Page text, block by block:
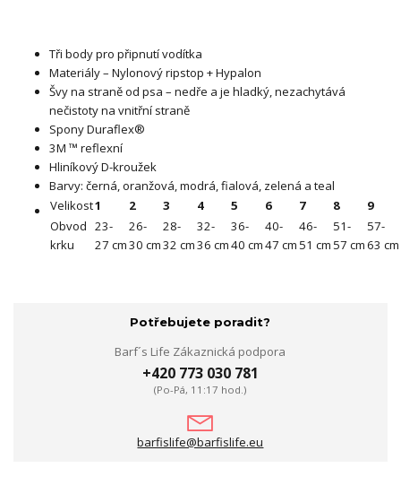
Tři body pro připnutí vodítka
Materiály – Nylonový ripstop + Hypalon
Švy na straně od psa – nedře a je hladký, nezachytává
nečistoty na vnitřní straně
Spony Duraflex®
3M ™ reflexní
Hliníkový D-kroužek
Barvy: černá, oranžová, modrá, fialová, zelená a teal
Velikost1 2 3 4 5 6 7 8
9
Obvod
krku
23-
27 cm
26-
30 cm
28-
32 cm
32-
36 cm
36-
40 cm
40-
47 cm
46-
51 cm
51-
57 cm
57-
63 cm
Potřebujete poradit?
Barf´s Life Zákaznická podpora
+420 773 030 781
(Po-Pá, 11:17 hod.)
barfislife@barfislife.eu